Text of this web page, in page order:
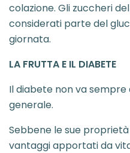
colazione. Gli zuccheri
considerati parte del
giornata.
LA FRUTTA E IL DIABETE
Il diabete non va
generale.
Sebbene le sue
vantaggi apportati da